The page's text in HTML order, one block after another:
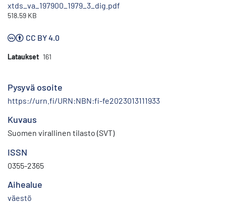
xtds_va_197900_1979_3_dig.pdf
518.59 KB
CC BY 4.0
Lataukset 161
Pysyvä osoite
https://urn.fi/URN:NBN:fi-fe2023013111933
Kuvaus
Suomen virallinen tilasto (SVT)
ISSN
0355-2365
Aihealue
väestö